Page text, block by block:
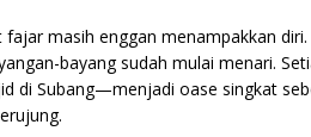
masih enggan menampakkan
bayang sudah mulai menari.
di Subang—menjadi oase singkat